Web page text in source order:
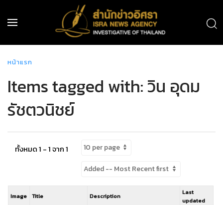
หน้าแรก
Items tagged with: วิน อุดม
รัชตวนิชย์
ทั้งหมด 1 - 1 จาก 1
Image Title Description
Last
updated